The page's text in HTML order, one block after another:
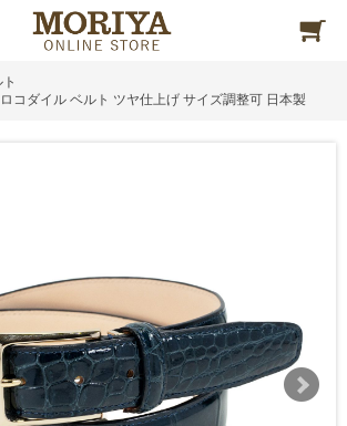
コダイル ベルト ツヤ仕上げ サイズ調整可 日本製